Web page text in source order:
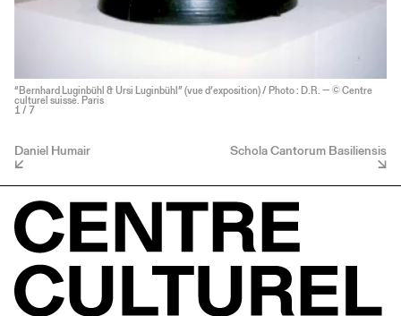
“Bernhard Luginbühl & Ursi Luginbühl” (vue d’exposition) / Photo : D.R. — © Centre
culturel suisse. Paris
1 / 7
Daniel Humair Schola Cantorum Basiliensis